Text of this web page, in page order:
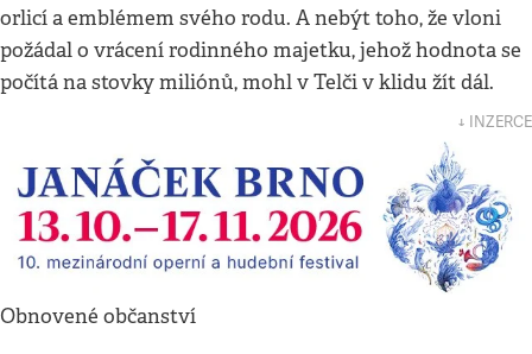
orlicí a emblémem svého rodu. A nebýt toho, že vloni
požádal o vrácení rodinného majetku, jehož hodnota se
počítá na stovky miliónů, mohl v Telči v klidu žít dál.
↓ INZERCE
Obnovené občanství